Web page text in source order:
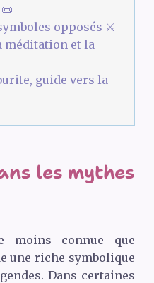
opposés ⚔️
méditation et la
guide vers la
les mythes
moins connue que
une riche symbolique
Dans certaines